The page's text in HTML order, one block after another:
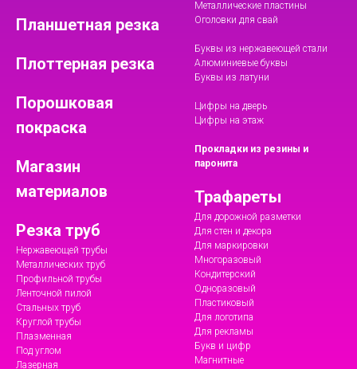
Планшетная резка
Плоттерная резка
Порошковая
покраска
Магазин
материалов
Резка труб
Нержавеющей трубы
Металлических труб
Профильной трубы
Ленточной пилой
Стальных труб
Круглой трубы
Плазменная
Под углом
Лазерная
Металлические пластины
Оголовки для свай
Буквы из нержавеющей стали
Алюминиевые буквы
Буквы из латуни
Цифры на дверь
Цифры на этаж
Прокладки из резины и
паронита
Трафареты
Для дорожной разметки
Для стен и декора
Для маркировки
Многоразовый
Кондитерский
Одноразовый
Пластиковый
Для логотипа
Для рекламы
Букв и цифр
Магнитные